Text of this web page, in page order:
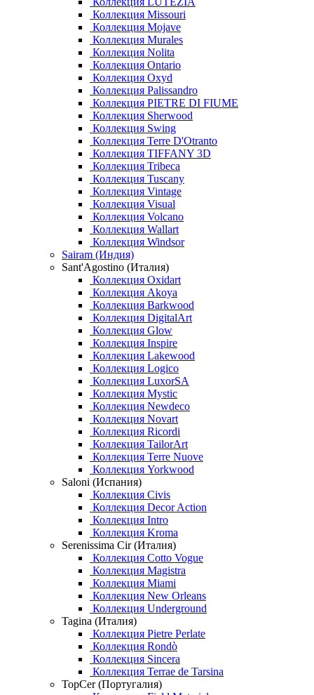
Коллекция Missouri
Коллекция Mojave
Коллекция Murales
Коллекция Nolita
Коллекция Ontario
Коллекция Oxyd
Коллекция Palissandro
Коллекция PIETRE DI FIUME
Коллекция Sherwood
Коллекция Swing
Коллекция Terre D'Otranto
Коллекция TIFFANY 3D
Коллекция Tribeca
Коллекция Tuscany
Коллекция Vintage
Коллекция Visual
Коллекция Volcano
Коллекция Wallart
Коллекция Windsor
Sairam (Индия)
Sant'Agostino (Италия)
Коллекция Oxidart
Коллекция Akoya
Коллекция Barkwood
Коллекция DigitalArt
Коллекция Glow
Коллекция Inspire
Коллекция Lakewood
Коллекция Logico
Коллекция LuxorSA
Коллекция Mystic
Коллекция Newdeco
Коллекция Novart
Коллекция Ricordi
Коллекция TailorArt
Коллекция Terre Nuove
Коллекция Yorkwood
Saloni (Испания)
Коллекция Civis
Коллекция Decor Action
Коллекция Intro
Коллекция Kroma
Serenissima Cir (Италия)
Коллекция Cotto Vogue
Коллекция Magistra
Коллекция Miami
Коллекция New Orleans
Коллекция Underground
Tagina (Италия)
Коллекция Pietre Perlate
Коллекция Rondò
Коллекция Sincera
Коллекция Terrae de Tarsina
TopCer (Португалия)